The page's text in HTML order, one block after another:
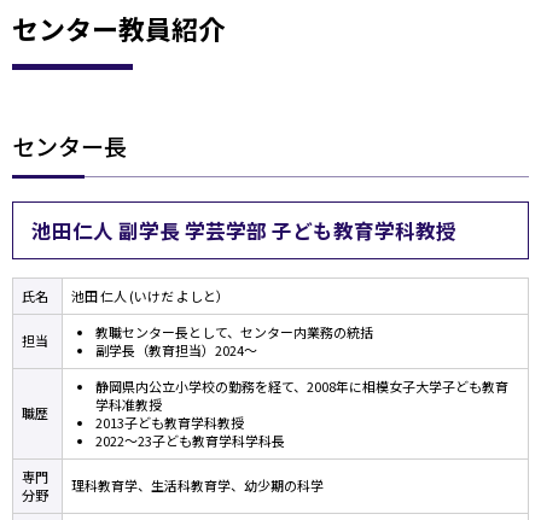
センター教員紹介
センター長
池田仁人 副学長 学芸学部 子ども教育学科教授
氏名 池田 仁人 (いけだ よしと）
担当
教職センター長として、センター内業務の統括
副学長（教育担当）2024～
職歴
静岡県内公立小学校の勤務を経て、2008年に相模女子大学子ども教育
学科准教授
2013子ども教育学科教授
2022～23子ども教育学科学科長
専門
分野
理科教育学、生活科教育学、幼少期の科学